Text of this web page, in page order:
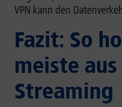
VPN kann den
Fazit: So
meiste
Streaming